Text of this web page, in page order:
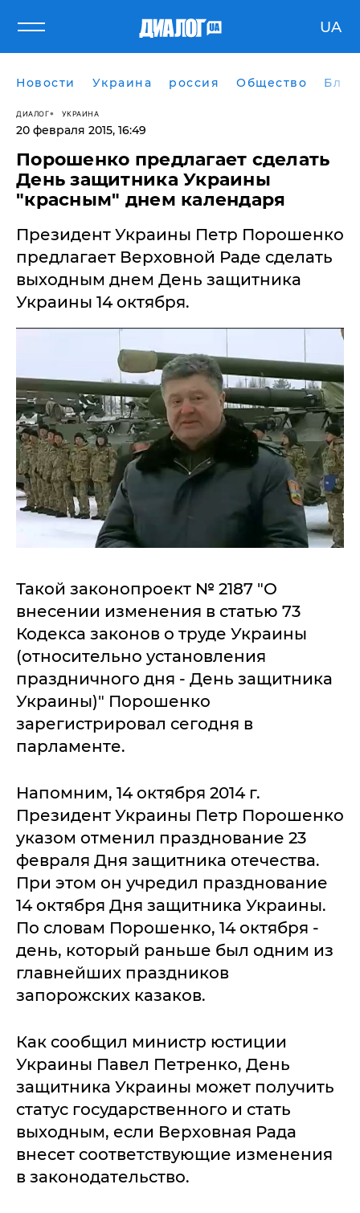
UA
Новости Украина россия Общество
ДИАЛОГ УКРАИНА
20 февраля 2015, 16:49
Порошенко предлагает сделать
День защитника Украины
"красным" днем календаря
Президент Украины Петр Порошенко
предлагает Верховной Раде сделать
выходным днем День защитника
Украины 14 октября.
Такой законопроект № 2187 "О
внесении изменения в статью 73
Кодекса законов о труде Украины
(относительно установления
праздничного дня - День защитника
Украины)" Порошенко
зарегистрировал сегодня в
парламенте.
Напомним, 14 октября 2014 г.
Президент Украины Петр Порошенко
указом отменил празднование 23
февраля Дня защитника отечества.
При этом он учредил празднование
14 октября Дня защитника Украины.
По словам Порошенко, 14 октября -
день, который раньше был одним из
главнейших праздников
запорожских казаков.
Как сообщил министр юстиции
Украины Павел Петренко, День
защитника Украины может получить
статус государственного и стать
выходным, если Верховная Рада
внесет соответствующие изменения
в законодательство.